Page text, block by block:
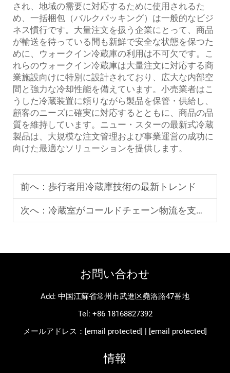
され、地域の需要に対応するために使用されるた
め、一括梱包（バルクパッキング）は一般的なビジ
ネス慣行です。大量注文を扱う企業にとって、商品
が輸送を待っている間も新鮮で安全な状態を保つた
めに、ウォークイン冷蔵庫の利用は不可欠です。こ
れらのウォークイン冷蔵庫は大量注文に対応する商
業施設向けに特別に設計されており、広大な内部空
間と強力な冷却性能を備えています。小売業者はこ
うした冷蔵装置に頼りながら製品を保管・供給し、
顧客のニーズに確実に対応するとともに、商品の品
質を維持しています。ニュー・スターの最新式冷蔵
製品は、大規模な注文管理および事業運営の成功に
向けた最適なソリューションを提供します。
前へ： 歩行者用冷蔵庫技術の最新トレンド
次へ： 冷蔵室がコールドチェーン物流を支援する方法
お問い合わせ
Add: 中国江蘇省常州市武進区堯洛路47番地
Tel: +86 18168827392
メールアドレス： [email protected] | [email protected]
情報